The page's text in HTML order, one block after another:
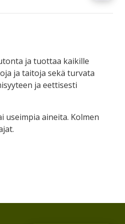
ja tuottaa kaikille
ja taitoja sekä turvata
ja eettisesti
useimpia aineita. Kolmen